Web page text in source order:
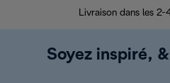
Livraison dans les 2-
Soyez inspiré,